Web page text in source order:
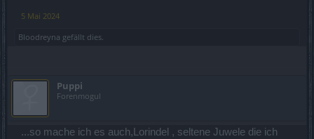
5 Mai 2024
Bloodreyna gefällt dies.
Puppi
Forenmogul
...so mache ich es auch,Lorindel , seltene Juwele die ich